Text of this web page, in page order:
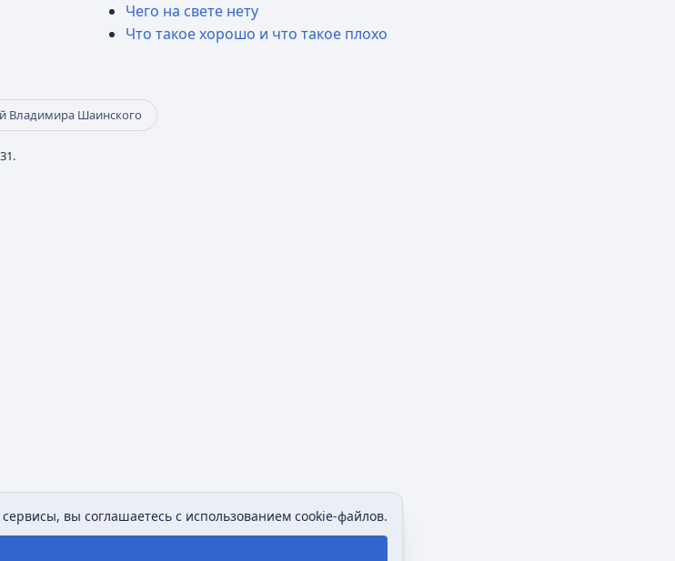
Чего на свете нету
Что такое хорошо и что такое плохо
Владимира Шаинского
вы соглашаетесь с использованием cookie-файлов.